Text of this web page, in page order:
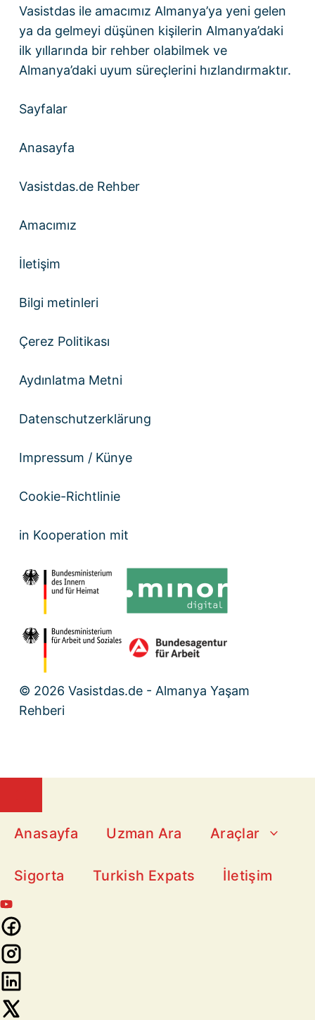
Vasistdas ile amacımız Almanya’ya yeni gelen
ya da gelmeyi düşünen kişilerin Almanya’daki
ilk yıllarında bir rehber olabilmek ve
Almanya’daki uyum süreçlerini hızlandırmaktır.
Sayfalar
Anasayfa
Vasistdas.de Rehber
Amacımız
İletişim
Bilgi metinleri
Çerez Politikası
Aydınlatma Metni
Datenschutzerklärung
Impressum / Künye
Cookie-Richtlinie
in Kooperation mit
© 2026 Vasistdas.de - Almanya Yaşam
Rehberi
Close
Anasayfa Uzman Ara Araçlar
Sigorta Turkish Expats İletişim